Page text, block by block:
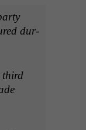
dur­
third